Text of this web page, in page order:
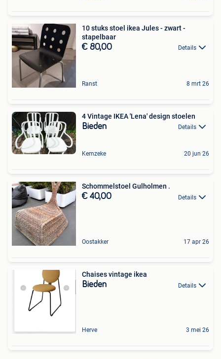
10 stuks stoel ikea Jules - zwart -
stapelbaar
€ 80,00 Details
Ranst 8 mrt 26
4 Vintage IKEA 'Lena' design stoelen
Bieden Details
Kemzeke 20 jun 26
Schommelstoel Gulholmen .
€ 40,00 Details
Oostakker 17 apr 26
Chaises vintage ikea
Bieden Details
Herve 3 mei 26